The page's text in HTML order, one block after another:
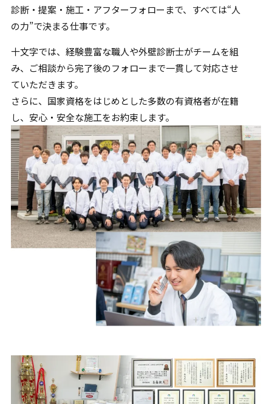
診断・提案・施工・アフターフォローまで、すべては“人
の力”で決まる仕事です。
十文字では、経験豊富な職人や外壁診断士がチームを組
み、 ご相談から完了後のフォローまで一貫して対応させ
ていただきます。
さらに、国家資格をはじめとした多数の有資格者が在籍
し、 安心・安全な施工をお約束します。